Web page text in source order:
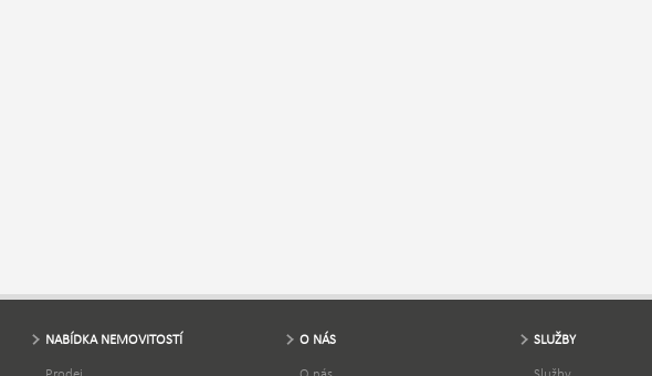
NABÍDKA NEMOVITOSTÍ O NÁS SLUŽBY